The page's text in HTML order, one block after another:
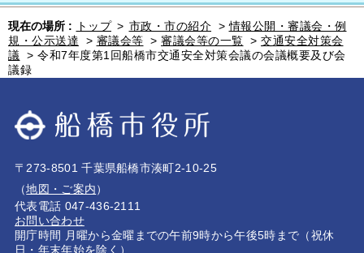
現在の場所 : トップ > 市政・市の紹介 >情報公開・審議会・例
規・公示送達
> 審議会等 > 審議会等の一覧 > 交通安全対策会
議
> 令和7年度第1回船橋市交通安全対策会議の会議概要及び会
議録
〒273-8501 千葉県船橋市湊町2-10-25
（地図・ご案内）
代表電話 047-436-2111
お問い合わせ
開庁時間 月曜から金曜までの午前9時から午後5時まで（祝休
日・年末年始を除く）